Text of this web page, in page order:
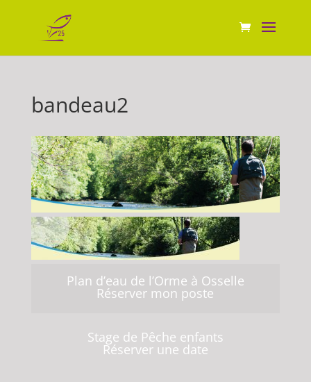
bandeau2
Plan d’eau de l’Orme à Osselle
Réserver mon poste
Stage de Pêche enfants
Réserver une date